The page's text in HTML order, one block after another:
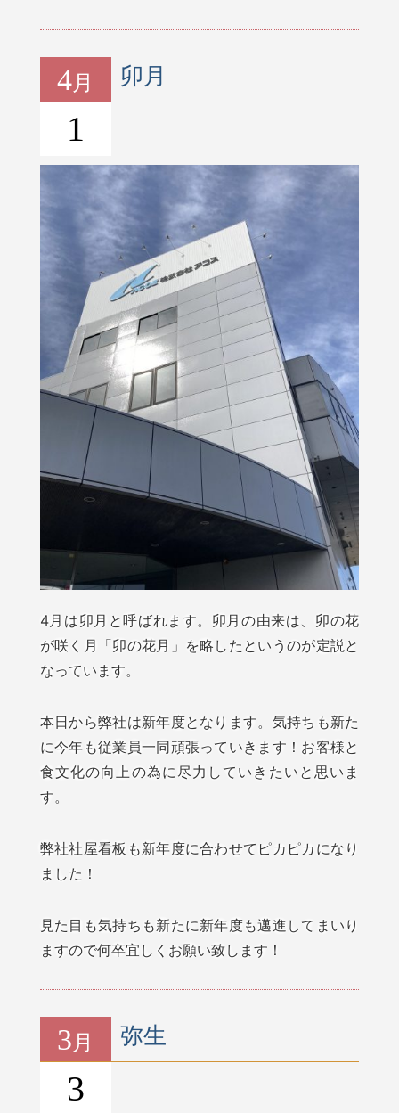
4月
1
卯月
4月は卯月と呼ばれます。卯月の由来は、卯の花
が咲く月「卯の花月」を略したというのが定説と
なっています。
本日から弊社は新年度となります。気持ちも新た
に今年も従業員一同頑張っていきます！お客様と
食文化の向上の為に尽力していきたいと思いま
す。
弊社社屋看板も新年度に合わせてピカピカになり
ました！
見た目も気持ちも新たに新年度も邁進してまいり
ますので何卒宜しくお願い致します！
3月
3
弥生